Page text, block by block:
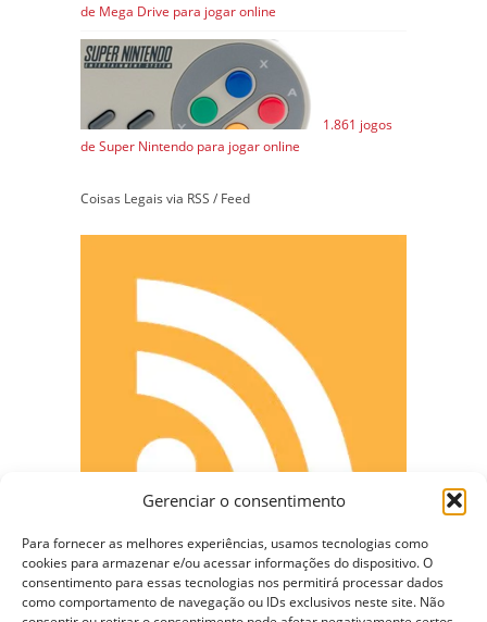
Gerenciar o consentimento
Para fornecer as melhores experiências, usamos tecnologias como
cookies para armazenar e/ou acessar informações do dispositivo. O
consentimento para essas tecnologias nos permitirá processar dados
como comportamento de navegação ou IDs exclusivos neste site. Não
de Mega Drive para jogar online
1.861 jogos
de Super Nintendo para jogar online
Coisas Legais via RSS / Feed